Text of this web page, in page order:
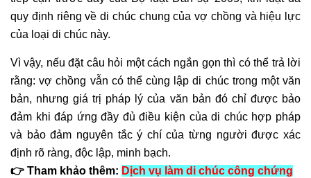
quy định riêng về di chúc chung của vợ chồng và hiệu lực
của loại di chúc này.
Vì vậy, nếu đặt câu hỏi một cách ngắn gọn thì có thể trả lời
rằng: vợ chồng vẫn có thể cùng lập di chúc trong một văn
bản, nhưng giá trị pháp lý của văn bản đó chỉ được bảo
đảm khi đáp ứng đầy đủ điều kiện của di chúc hợp pháp
và bảo đảm nguyên tắc ý chí của từng người được xác
định rõ ràng, độc lập, minh bạch.
👉 Tham khảo thêm: Dịch vụ làm di chúc công chứng